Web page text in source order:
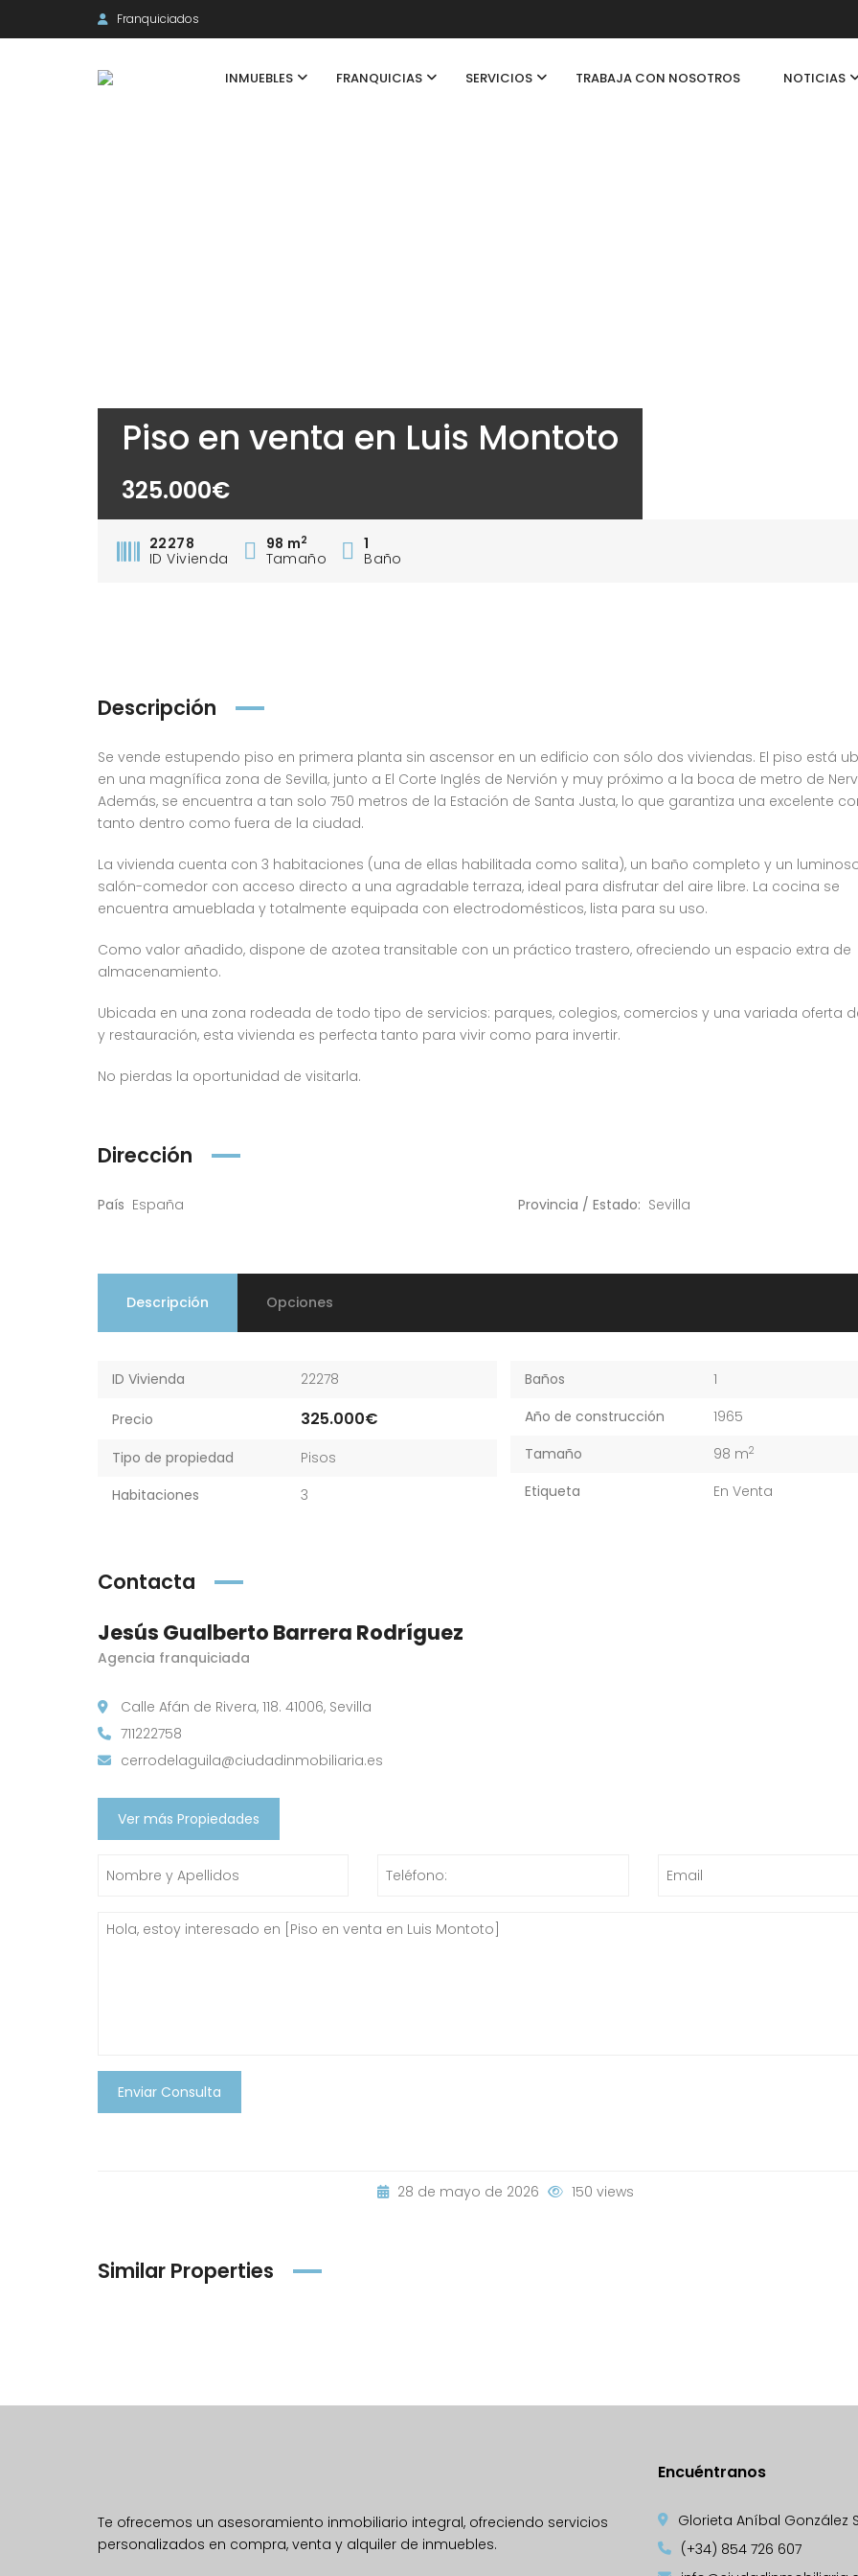
Franquiciados
INMUEBLES FRANQUICIAS SERVICIOS TRABAJA CON NOSOTROS NOTICIAS
Piso en venta en Luis Montoto
325.000€
22278
ID Vivienda
98 m2
Tamaño
1
Baño
Descripción
Se vende estupendo piso en primera planta sin ascensor en un edificio con sólo dos viviendas. El piso está
en una magnífica zona de Sevilla, junto a El Corte Inglés de Nervión y muy próximo a la boca de metro de
Además, se encuentra a tan solo 750 metros de la Estación de Santa Justa, lo que garantiza una excelente
tanto dentro como fuera de la ciudad.
La vivienda cuenta con 3 habitaciones (una de ellas habilitada como salita), un baño completo y un
salón-comedor con acceso directo a una agradable terraza, ideal para disfrutar del aire libre. La cocina se
encuentra amueblada y totalmente equipada con electrodomésticos, lista para su uso.
Como valor añadido, dispone de azotea transitable con un práctico trastero, ofreciendo un espacio extra de
almacenamiento.
Ubicada en una zona rodeada de todo tipo de servicios: parques, colegios, comercios y una variada oferta
y restauración, esta vivienda es perfecta tanto para vivir como para invertir.
No pierdas la oportunidad de visitarla.
Dirección
País España Provincia / Estado: Sevilla
Descripción Opciones
ID Vivienda 22278
Precio 325.000€
Tipo de propiedad
Pisos
Habitaciones
3
Baños
1
Año de construcción
1965
Tamaño
98 m2
Etiqueta En Venta
Contacta
Jesús Gualberto Barrera Rodríguez
Agencia franquiciada
Calle Afán de Rivera, 118. 41006, Sevilla
711222758
cerrodelaguila@ciudadinmobiliaria.es
Ver más Propiedades
Enviar Consulta
28 de mayo de 2026 150 views
Similar Properties
Te ofrecemos un asesoramiento inmobiliario integral, ofreciendo servicios
personalizados en compra, venta y alquiler de inmuebles.
Encuéntranos
Glorieta Aníbal González
(+34) 854 726 607